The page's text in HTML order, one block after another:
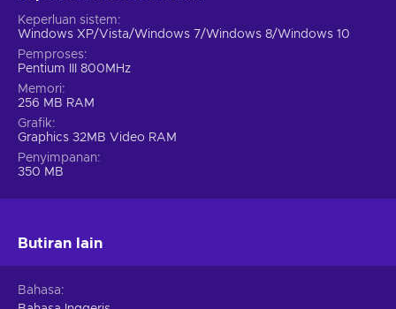
Keperluan sistem
Windows XP/Vista/Windows 7/Windows 8/Windows 10
Pemproses
Pentium III 800MHz
Memori
256 MB RAM
Grafik
Graphics 32MB Video RAM
Penyimpanan
350 MB
Butiran lain
Bahasa